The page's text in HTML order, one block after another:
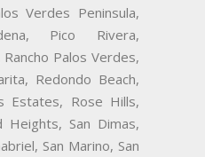
Verdes Peninsula,
Pico Rivera,
Palos Verdes,
Redondo Beach,
Estates, Rose Hills,
Heights, San Dimas,
San Marino, San